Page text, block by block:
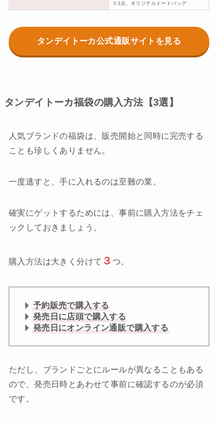
ス1点、オリジナルトートバッグ
タンデイトーカ公式通販サイトを見る
タンデイトーカ福袋の購入方法【3選】
人気ブランドの福袋は、販売開始と同時に完売する
ことも珍しくありません。
一度逃すと、手に入れるのは至難の業。
確実にゲットするためには、事前に購入方法をチェ
ックしておきましょう。
購入方法は大きく分けて ３ つ。
予約販売で購入する
発売日に店頭で購入する
発売日にオンライン通販で購入する
ただし、ブランドごとにルールが異なることもある
ので、発売日時とあわせて事前に確認するのが必須
です。